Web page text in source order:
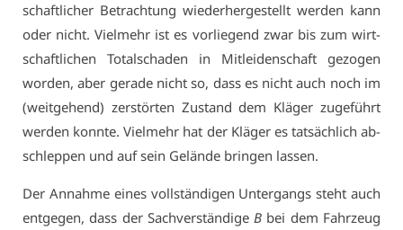
schaft­li­cher Be­trach­tung wie­der­her­ge­stellt wer­den kann
oder nicht. Viel­mehr ist es vor­lie­gend zwar bis zum wirt­
schaft­li­chen To­tal­scha­den in Mit­lei­den­schaft ge­zo­gen
wor­den, aber ge­ra­de nicht so, dass es nicht auch noch im
(weit­ge­hend) zer­stör­ten Zu­stand dem Klä­ger zu­ge­führt
wer­den konn­te. Viel­mehr hat der Klä­ger es tat­säch­lich ab­
schlep­pen und auf sein Ge­län­de brin­gen las­sen.
Der An­nah­me ei­nes voll­stän­di­gen Un­ter­gangs steht auch
ent­ge­gen, dass der Sach­ver­stän­di­geB bei dem Fahr­zeug